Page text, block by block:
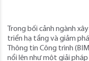
Trong bối cảnh ngành
triển hạ tầng và giảm
Thông tin Công trình
nổi lên như một giải